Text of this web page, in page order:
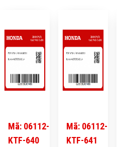
Mã: 06112-
KTF-640
Mã: 06112-
KTF-641